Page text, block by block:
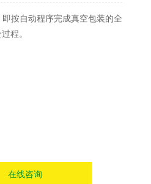
按自动程序完成真空包装的全
程。
在线咨询